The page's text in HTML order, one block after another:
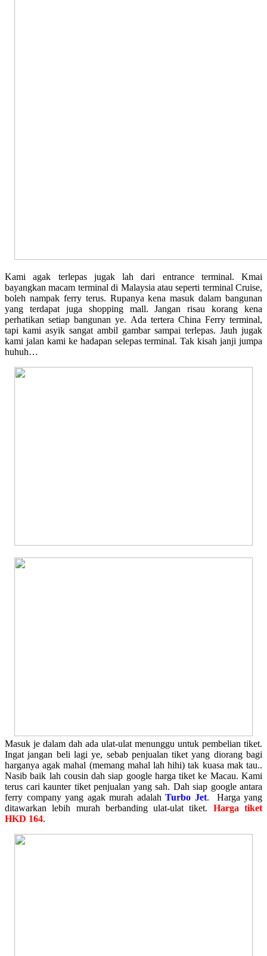
Kami agak terlepas jugak lah dari entrance terminal. Kmai
bayangkan macam terminal di Malaysia atau seperti terminal Cruise,
boleh nampak ferry terus. Rupanya kena masuk dalam bangunan
yang terdapat juga shopping mall. Jangan risau korang kena
perhatikan setiap bangunan ye. Ada tertera China Ferry terminal,
tapi kami asyik sangat ambil gambar sampai terlepas. Jauh jugak
kami jalan kami ke hadapan selepas terminal. Tak kisah janji jumpa
huhuh…
Masuk je dalam dah ada ulat-ulat menunggu untuk pembelian tiket.
Ingat jangan beli lagi ye, sebab penjualan tiket yang diorang bagi
harganya agak mahal (memang mahal lah hihi) tak kuasa mak tau..
Nasib baik lah cousin dah siap google harga tiket ke Macau. Kami
terus cari kaunter tiket penjualan yang sah. Dah siap google antara
ferry company yang agak murah adalah Turbo Jet. Harga yang
ditawarkan lebih murah berbanding ulat-ulat tiket. Harga tiket
HKD 164.